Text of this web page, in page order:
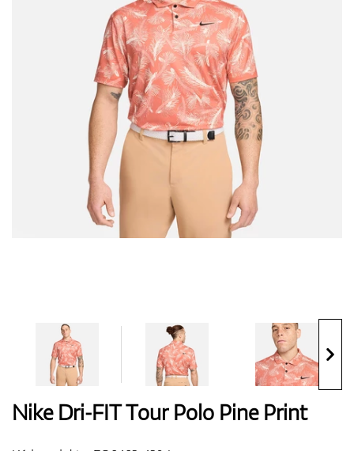
Oblečení
Boty
Rukavice
Bagy
Nike Dri-FIT Tour Polo Pine Print